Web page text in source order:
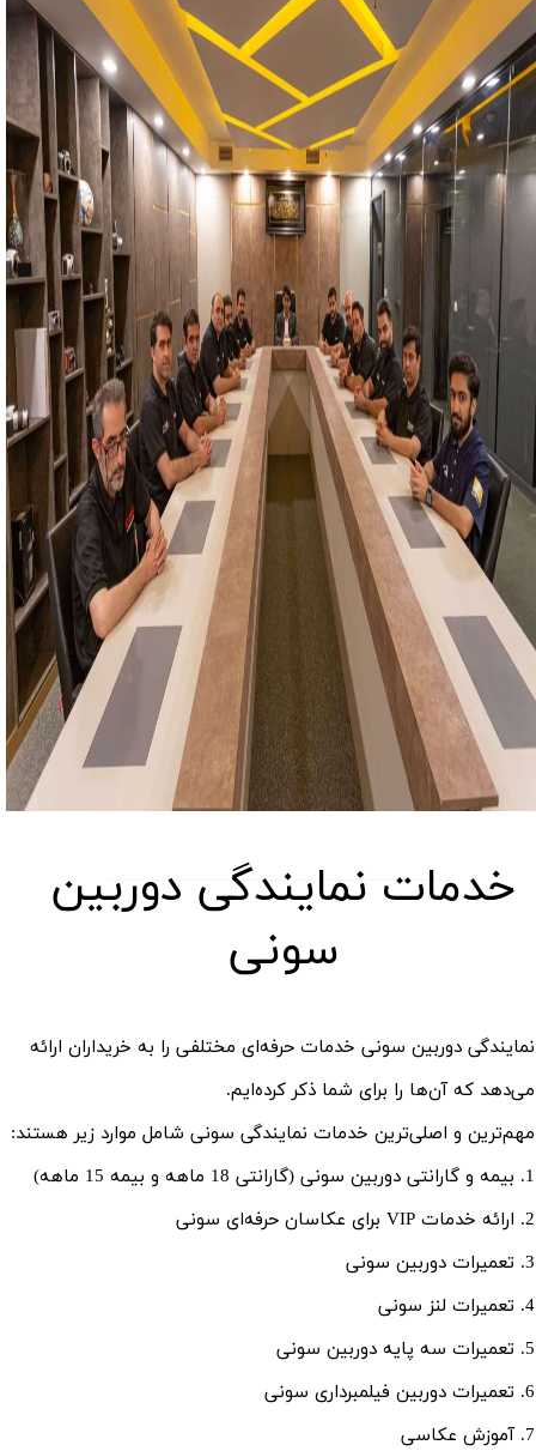
خدمات نمایندگی دوربین
سونی
نمایندگی دوربین سونی خدمات حرفه‌ای مختلفی را به خریداران ارائه
می‌دهد که آن‌ها را برای شما ذکر کرده‌ایم.
مهم‌ترین و اصلی‌ترین خدمات نمایندگی سونی شامل موارد زیر هستند:
1. بیمه و گارانتی دوربین سونی (گارانتی 18 ماهه و بیمه 15 ماهه)
2. ارائه خدمات VIP برای عکاسان حرفه‎‌ای سونی
3. تعمیرات دوربین سونی
4. تعمیرات لنز سونی
5. تعمیرات سه پایه دوربین سونی
6. تعمیرات دوربین فیلمبرداری سونی
7. آموزش عکاسی